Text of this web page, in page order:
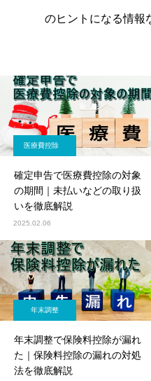
のヒントになる情報
医療費控除
確定申告で医療費控除の対象
の期間｜未払いなどの取り扱
いを徹底解説
2025.02.06
年末調整
年末調整で保険料控除が漏れ
た｜保険料控除の漏れの対処
法を徹底解説